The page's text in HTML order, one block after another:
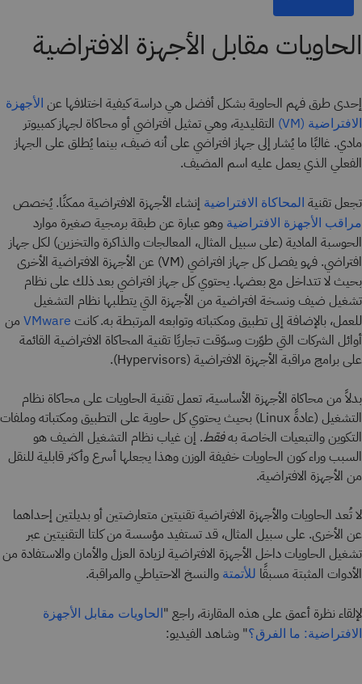
الحاويات مقابل الأجهزة الافتراضية
إحدى طرق فهم الحاوية بشكل أفضل هي دراسة كيفية اختلافها عن الأجهزة
الافتراضية (VM)
التقليدية، وهي تمثيل افتراضي أو محاكاة لجهاز كمبيوتر
مادي. غالبًا ما يُشار إلى جهاز افتراضي على أنه ضيف، بينما يُطلق على الجهاز
الفعلي الذي يعمل عليه اسم المضيف.
تجعل تقنية المحاكاة الافتراضية إنشاء الأجهزة الافتراضية ممكنًا. يُخصص
مراقب الأجهزة الافتراضية وهو عبارة عن طبقة برمجية صغيرة موارد
الحوسبة المادية (على سبيل المثال، المعالجات والذاكرة والتخزين) لكل جهاز
افتراضي. فهو يفصل كل جهاز افتراضي (VM) عن الأجهزة الافتراضية الأخرى
بحيث لا تتداخل مع بعضها. يحتوي كل جهاز افتراضي بعد ذلك على نظام
تشغيل ضيف ونسخة افتراضية من الأجهزة التي يتطلبها نظام التشغيل
للعمل، بالإضافة إلى تطبيق ومكتباته وتوابعه المرتبطة به. كانت VMware من
أوائل الشركات التي طوّرت وسوّقت تجاريًا تقنية المحاكاة الافتراضية القائمة
على برامج مراقبة الأجهزة الافتراضية (Hypervisors).
بدلاً من محاكاة الأجهزة الأساسية، تعمل تقنية الحاويات على محاكاة نظام
التشغيل (عادةً Linux) بحيث يحتوي كل حاوية على التطبيق ومكتباته وملفات
التكوين والتبعيات الخاصة بهفقط. إن غياب نظام التشغيل الضيف هو
السبب وراء كون الحاويات خفيفة الوزن وهذا يجعلها أسرع وأكثر قابلية للنقل
من الأجهزة الافتراضية.
لا تُعد الحاويات والأجهزة الافتراضية تقنيتين متعارضتين أو بديلتين إحداهما
عن الأخرى. على سبيل المثال، قد تستفيد مؤسسة من كلتا التقنيتين عبر
تشغيل الحاويات داخل الأجهزة الافتراضية لزيادة العزل والأمان والاستفادة من
الأدوات المثبتة مسبقًا للأتمتة والنسخ الاحتياطي والمراقبة.
لإلقاء نظرة أعمق على هذه المقارنة، راجع "الحاويات مقابل الأجهزة
الافتراضية: ما الفرق؟" وشاهد الفيديو: